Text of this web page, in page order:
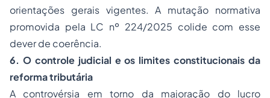
orientações gerais vigentes. A mutação normativa
promovida pela LC nº 224/2025 colide com esse
dever de coerência.
6. O controle judicial e os limites constitucionais da
reforma tributária
A controvérsia em torno da majoração do lucro